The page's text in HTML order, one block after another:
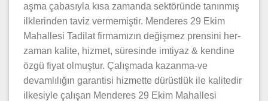
aşma çabasıyla kısa zamanda sektöründe tanınmış
ilklerinden taviz vermemiştir. Menderes 29 Ekim
Mahallesi Tadilat firmamızın değişmez prensini her-
zaman kalite, hizmet, süresinde imtiyaz & kendine
özgü fiyat olmuştur. Çalışmada kazanma-ve
devamlılığın garantisi hizmette dürüstlük ile kalitedir
ilkesiyle çalışan Menderes 29 Ekim Mahallesi